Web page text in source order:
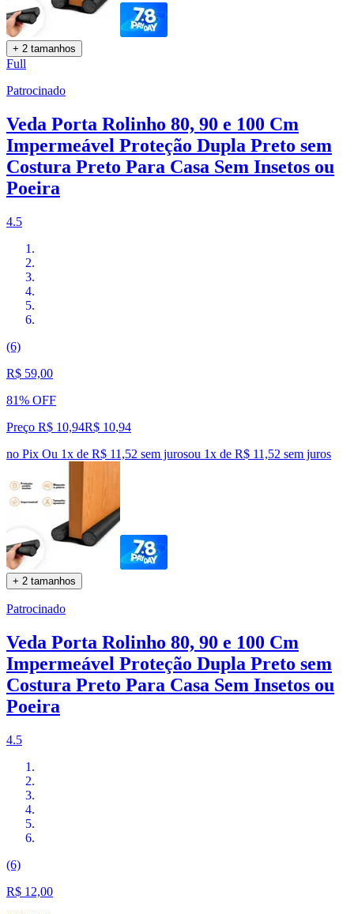
+ 2 tamanhos
Full
Patrocinado
Veda Porta Rolinho 80, 90 e 100 Cm
Impermeável Proteção Dupla Preto sem
Costura Preto Para Casa Sem Insetos ou
Poeira
4.5
(6)
R$ 59,00
81% OFF
Preço R$ 10,94R$ 10,94
no Pix Ou 1x de R$ 11,52 sem jurosou 1x de R$ 11,52 sem juros
+ 2 tamanhos
Patrocinado
Veda Porta Rolinho 80, 90 e 100 Cm
Impermeável Proteção Dupla Preto sem
Costura Preto Para Casa Sem Insetos ou
Poeira
4.5
(6)
R$ 12,00